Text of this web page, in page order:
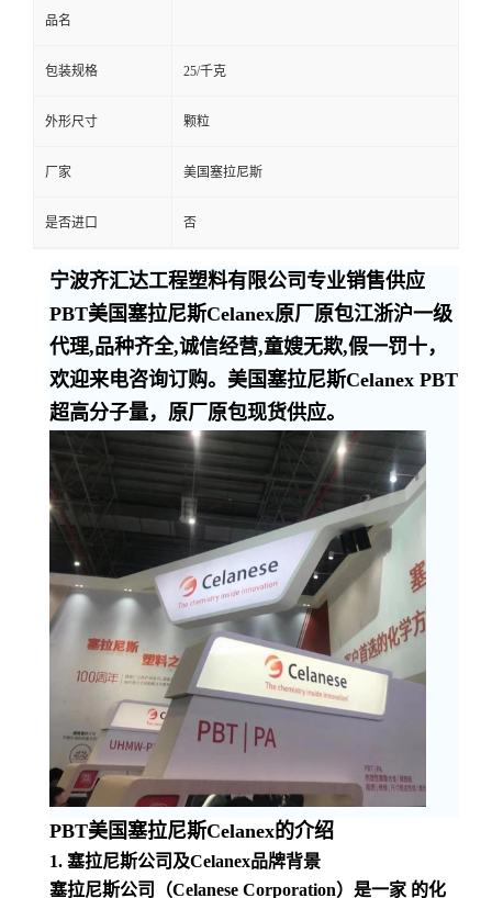
品名
包装规格 25/千克
外形尺寸 颗粒
厂家 美国塞拉尼斯
是否进口 否
宁波齐汇达工程塑料有限公司专业销售供应
PBT美国塞拉尼斯Celanex原厂原包江浙沪一级
代理,品种齐全,诚信经营,童嫂无欺,假一罚十，
欢迎来电咨询订购。美国塞拉尼斯Celanex PBT
超高分子量，原厂原包现货供应。
PBT美国塞拉尼斯Celanex的介绍
1. 塞拉尼斯公司及Celanex品牌背景
塞拉尼斯公司（Celanese Corporation）是一家 的化